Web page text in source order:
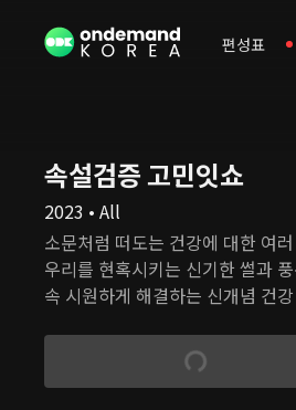
편성표
속설검증 고민잇쇼
2023 • All
소문처럼 떠도는 건강에 대한 여
우리를 현혹시키는 신기한 썰과
속 시원하게 해결하는 신개념 건